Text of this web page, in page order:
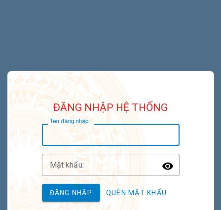
ĐĂNG NHẬP HỆ THỐNG
Tên đăng nhập:
Mật khẩu:
Toggle
ĐĂNG NHẬP QUÊN MẬT KHẨU